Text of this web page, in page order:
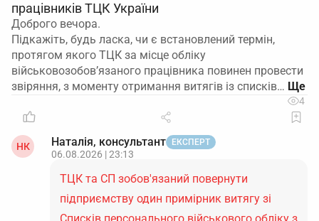
Невиправлені помилки у переліку працюючих
можуть впливати на інші процеси.Такі неточності
здатні заважати належному обліку стажу,
формуванню лікарняних, бронюванню
військовозобов’язаних, а також стати тригером
органів праці та податкових органів. Тому
коригування даних краще не відкладати.
працівників ТЦК України
Доброго вечора.
Підкажіть, будь ласка, чи є встановлений термін,
протягом якого ТЦК за місце обліку
військовозобов’язаного працівника повинен провести
звіряння, з моменту отримання витягів із списків…
4
НК Наталія, консультант ЕКСПЕРТ
06.08.2026 | 23:13
ТЦК та СП зобов'язаний повернути
підприємству один примірник витягу зі